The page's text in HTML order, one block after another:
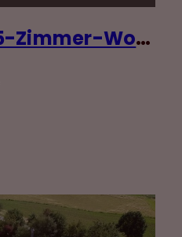
Charmante 3,5-Zimmer-Wohnung mit guter Aufteilung, Balkon, Einbauküche und zwei Stellplätzen